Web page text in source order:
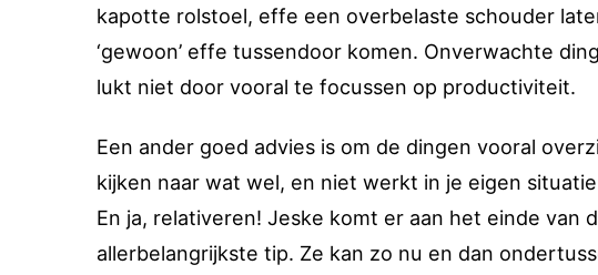
kapotte rolstoel, effe een overbelaste schouder
‘gewoon’ effe tussendoor komen. Onverwachte
lukt niet door vooral te focussen op productiviteit.
Een ander goed advies is om de dingen vooral
kijken naar wat wel, en niet werkt in je eigen
En ja, relativeren! Jeske komt er aan het einde van
allerbelangrijkste tip. Ze kan zo nu en dan